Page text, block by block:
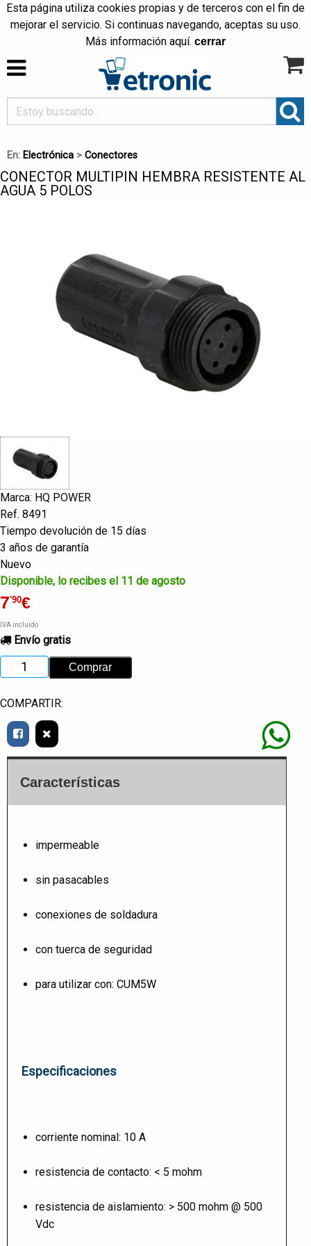
Esta página utiliza cookies propias y de terceros con el fin de
mejorar el servicio. Si continuas navegando, aceptas su uso.
Más información aquí. cerrar
En: Electrónica > Conectores
CONECTOR MULTIPIN HEMBRA RESISTENTE AL
AGUA 5 POLOS
Marca: HQ POWER
Ref. 8491
Tiempo devolución de 15 días
3 años de garantía
Nuevo
Disponible, lo recibes el 11 de agosto
7'90€
IVA incluido
Envío gratis
COMPARTIR:
Características
impermeable
sin pasacables
conexiones de soldadura
con tuerca de seguridad
para utilizar con: CUM5W
Especificaciones
corriente nominal: 10 A
resistencia de contacto: < 5 mohm
resistencia de aislamiento: > 500 mohm @ 500
Vdc